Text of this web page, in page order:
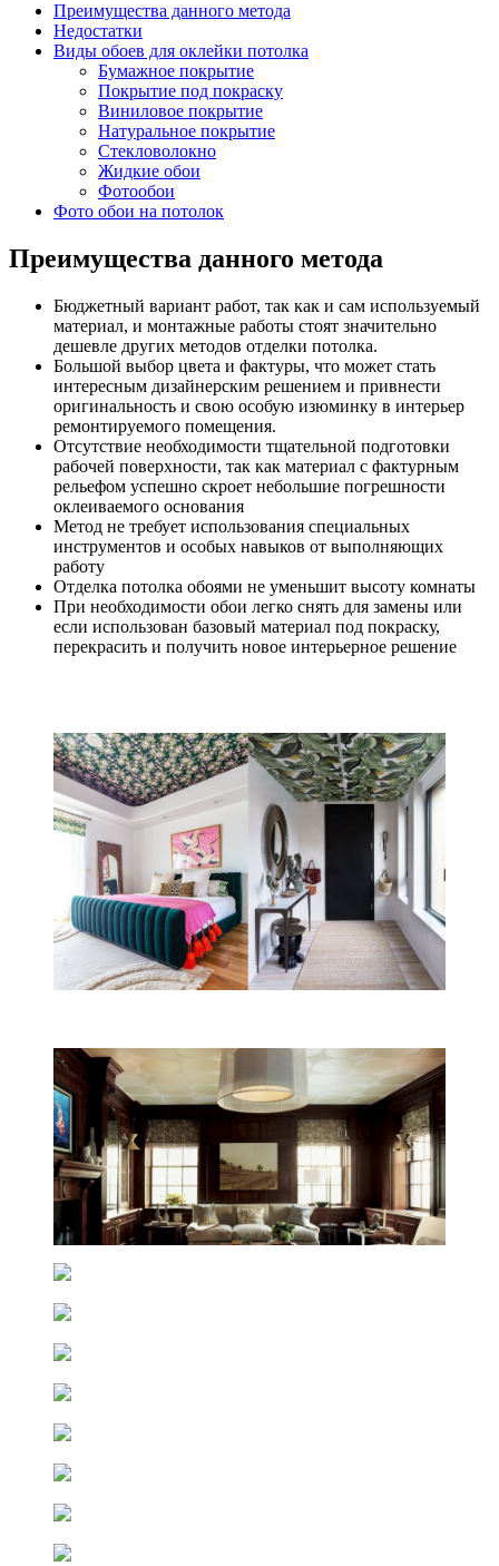
Преимущества данного метода
Недостатки
Виды обоев для оклейки потолка
Бумажное покрытие
Покрытие под покраску
Виниловое покрытие
Натуральное покрытие
Стекловолокно
Жидкие обои
Фотообои
Фото обои на потолок
Преимущества данного метода
Бюджетный вариант работ, так как и сам используемый
материал, и монтажные работы стоят значительно
дешевле других методов отделки потолка.
Большой выбор цвета и фактуры, что может стать
интересным дизайнерским решением и привнести
оригинальность и свою особую изюминку в интерьер
ремонтируемого помещения.
Отсутствие необходимости тщательной подготовки
рабочей поверхности, так как материал с фактурным
рельефом успешно скроет небольшие погрешности
оклеиваемого основания
Метод не требует использования специальных
инструментов и особых навыков от выполняющих
работу
Отделка потолка обоями не уменьшит высоту комнаты
При необходимости обои легко снять для замены или
если использован базовый материал под покраску,
перекрасить и получить новое интерьерное решение